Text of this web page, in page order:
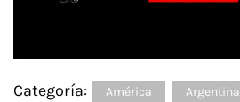
Categoría: América Argentina